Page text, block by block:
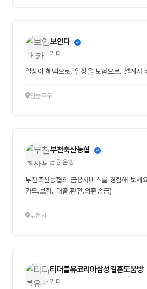
보인다
기타
일상이 혜택으로, 일상을 보험으로. 설계사
영등포구
부천축산농협
금융·은행
부천축산농협의 금융서비스를 경험해 보
카드.보험. 대출.환전.외환송금)
부천시
티더블유코리아삼성결혼도움방
기타